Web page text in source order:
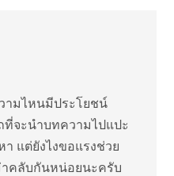
ามไหนมีประโยชน์
ที่จะนำบทความไปแปะ
แต่ยังไงขอแรงช่วย
าคลับกันหน่อยนะครับ